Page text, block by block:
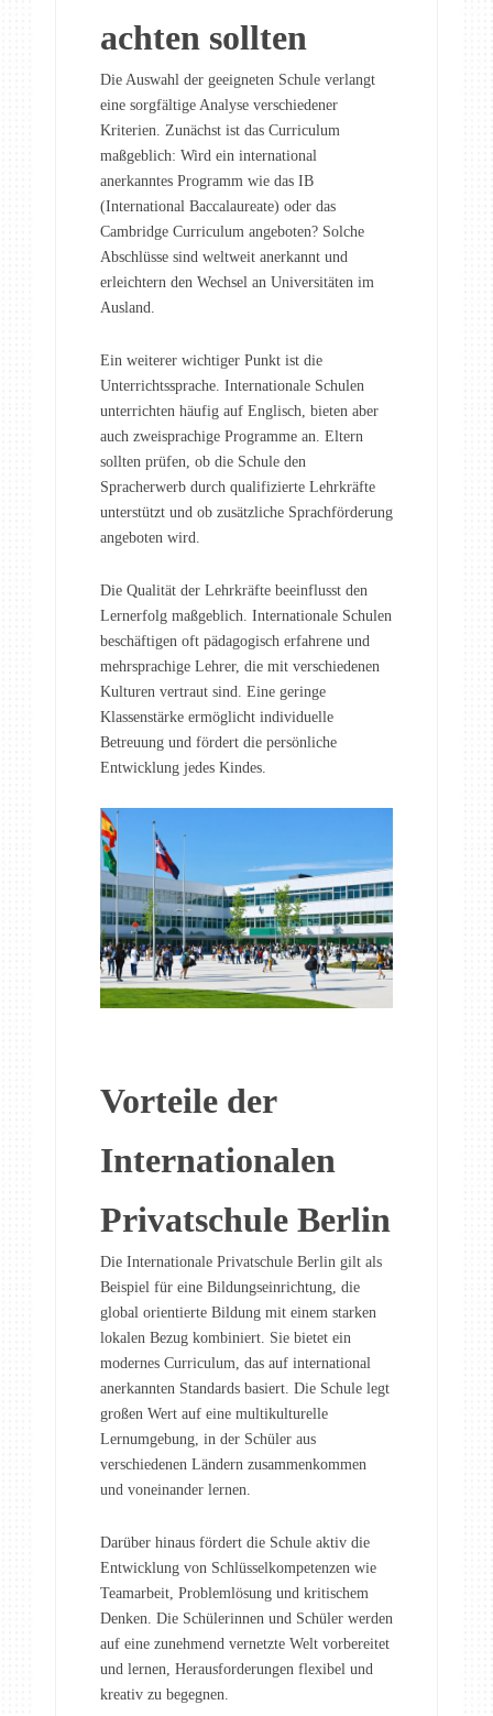
achten sollten
Die Auswahl der geeigneten Schule verlangt
eine sorgfältige Analyse verschiedener
Kriterien. Zunächst ist das Curriculum
maßgeblich: Wird ein international
anerkanntes Programm wie das IB
(International Baccalaureate) oder das
Cambridge Curriculum angeboten? Solche
Abschlüsse sind weltweit anerkannt und
erleichtern den Wechsel an Universitäten im
Ausland.
Ein weiterer wichtiger Punkt ist die
Unterrichtssprache. Internationale Schulen
unterrichten häufig auf Englisch, bieten aber
auch zweisprachige Programme an. Eltern
sollten prüfen, ob die Schule den
Spracherwerb durch qualifizierte Lehrkräfte
unterstützt und ob zusätzliche Sprachförderung
angeboten wird.
Die Qualität der Lehrkräfte beeinflusst den
Lernerfolg maßgeblich. Internationale Schulen
beschäftigen oft pädagogisch erfahrene und
mehrsprachige Lehrer, die mit verschiedenen
Kulturen vertraut sind. Eine geringe
Klassenstärke ermöglicht individuelle
Betreuung und fördert die persönliche
Entwicklung jedes Kindes.
Vorteile der
Internationalen
Privatschule Berlin
Die Internationale Privatschule Berlin gilt als
Beispiel für eine Bildungseinrichtung, die
global orientierte Bildung mit einem starken
lokalen Bezug kombiniert. Sie bietet ein
modernes Curriculum, das auf international
anerkannten Standards basiert. Die Schule legt
großen Wert auf eine multikulturelle
Lernumgebung, in der Schüler aus
verschiedenen Ländern zusammenkommen
und voneinander lernen.
Darüber hinaus fördert die Schule aktiv die
Entwicklung von Schlüsselkompetenzen wie
Teamarbeit, Problemlösung und kritischem
Denken. Die Schülerinnen und Schüler werden
auf eine zunehmend vernetzte Welt vorbereitet
und lernen, Herausforderungen flexibel und
kreativ zu begegnen.